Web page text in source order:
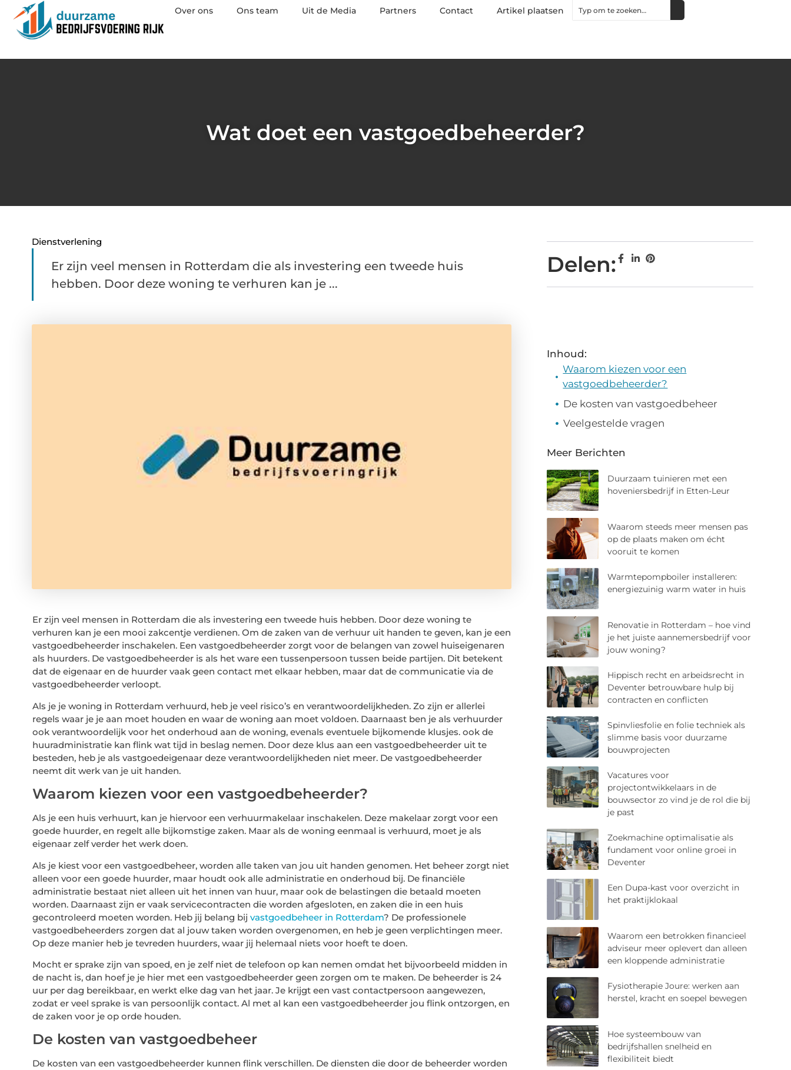
Over ons Ons team Uit de Media Partners Contact Artikel plaatsen
Wat doet een vastgoedbeheerder?
Dienstverlening
Er zijn veel mensen in Rotterdam die als investering een tweede huis
hebben. Door deze woning te verhuren kan je ...
Er zijn veel mensen in Rotterdam die als investering een tweede huis hebben. Door deze woning te
verhuren kan je een mooi zakcentje verdienen. Om de zaken van de verhuur uit handen te geven, kan je een
vastgoedbeheerder inschakelen. Een vastgoedbeheerder zorgt voor de belangen van zowel huiseigenaren
als huurders. De vastgoedbeheerder is als het ware een tussenpersoon tussen beide partijen. Dit betekent
dat de eigenaar en de huurder vaak geen contact met elkaar hebben, maar dat de communicatie via de
vastgoedbeheerder verloopt.
Als je je woning in Rotterdam verhuurd, heb je veel risico’s en verantwoordelijkheden. Zo zijn er allerlei
regels waar je je aan moet houden en waar de woning aan moet voldoen. Daarnaast ben je als verhuurder
ook verantwoordelijk voor het onderhoud aan de woning, evenals eventuele bijkomende klusjes. ook de
huuradministratie kan flink wat tijd in beslag nemen. Door deze klus aan een vastgoedbeheerder uit te
besteden, heb je als vastgoedeigenaar deze verantwoordelijkheden niet meer. De vastgoedbeheerder
neemt dit werk van je uit handen.
Waarom kiezen voor een vastgoedbeheerder?
Als je een huis verhuurt, kan je hiervoor een verhuurmakelaar inschakelen. Deze makelaar zorgt voor een
goede huurder, en regelt alle bijkomstige zaken. Maar als de woning eenmaal is verhuurd, moet je als
eigenaar zelf verder het werk doen.
Als je kiest voor een vastgoedbeheer, worden alle taken van jou uit handen genomen. Het beheer zorgt niet
alleen voor een goede huurder, maar houdt ook alle administratie en onderhoud bij. De financiële
administratie bestaat niet alleen uit het innen van huur, maar ook de belastingen die betaald moeten
worden. Daarnaast zijn er vaak servicecontracten die worden afgesloten, en zaken die in een huis
gecontroleerd moeten worden. Heb jij belang bij vastgoedbeheer in Rotterdam? De professionele
vastgoedbeheerders zorgen dat al jouw taken worden overgenomen, en heb je geen verplichtingen meer.
Op deze manier heb je tevreden huurders, waar jij helemaal niets voor hoeft te doen.
Mocht er sprake zijn van spoed, en je zelf niet de telefoon op kan nemen omdat het bijvoorbeeld midden in
de nacht is, dan hoef je je hier met een vastgoedbeheerder geen zorgen om te maken. De beheerder is 24
uur per dag bereikbaar, en werkt elke dag van het jaar. Je krijgt een vast contactpersoon aangewezen,
zodat er veel sprake is van persoonlijk contact. Al met al kan een vastgoedbeheerder jou flink ontzorgen, en
de zaken voor je op orde houden.
De kosten van vastgoedbeheer
De kosten van een vastgoedbeheerder kunnen flink verschillen. De diensten die door de beheerder worden
Delen:
Inhoud:
Waarom kiezen voor een
vastgoedbeheerder?
De kosten van vastgoedbeheer
Veelgestelde vragen
Meer Berichten
Duurzaam tuinieren met een
hoveniersbedrijf in Etten-Leur
Waarom steeds meer mensen pas
op de plaats maken om écht
vooruit te komen
Warmtepompboiler installeren:
energiezuinig warm water in huis
Renovatie in Rotterdam – hoe vind
je het juiste aannemersbedrijf voor
jouw woning?
Hippisch recht en arbeidsrecht in
Deventer betrouwbare hulp bij
contracten en conflicten
Spinvliesfolie en folie techniek als
slimme basis voor duurzame
bouwprojecten
Vacatures voor
projectontwikkelaars in de
bouwsector zo vind je de rol die bij
je past
Zoekmachine optimalisatie als
fundament voor online groei in
Deventer
Een Dupa-kast voor overzicht in
het praktijklokaal
Waarom een betrokken financieel
adviseur meer oplevert dan alleen
een kloppende administratie
Fysiotherapie Joure: werken aan
herstel, kracht en soepel bewegen
Hoe systeembouw van
bedrijfshallen snelheid en
flexibiliteit biedt